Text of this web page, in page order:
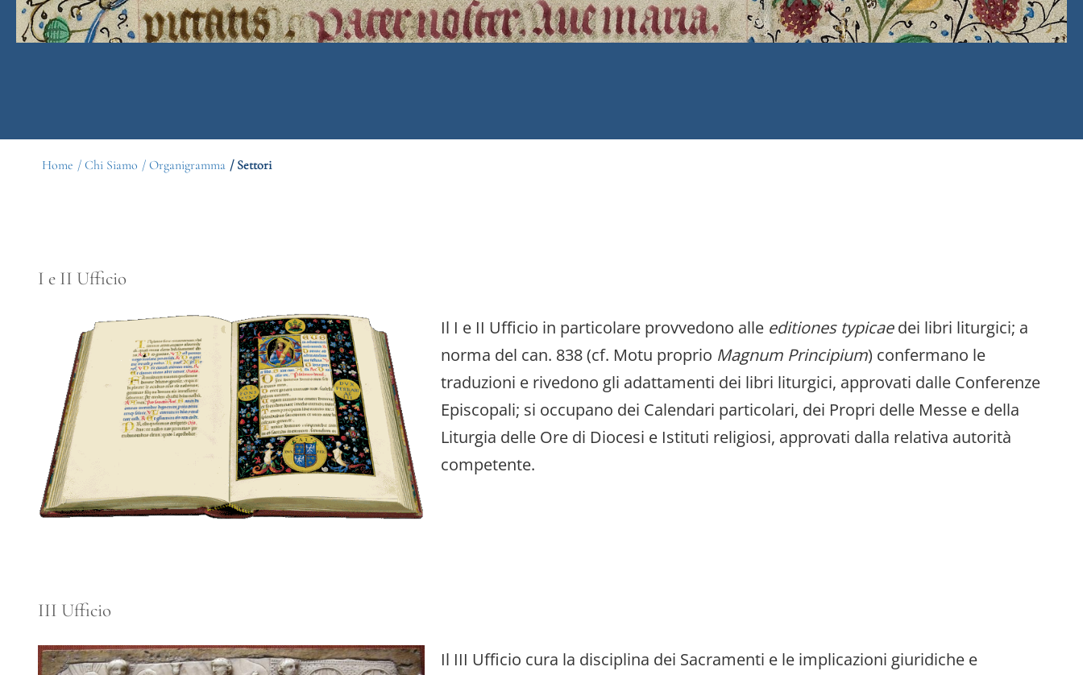
Home / Chi Siamo / Organigramma / Settori
I e II Ufficio
Il I e II Ufficio in particolare provvedono alle editiones typicaedei libri liturgici; a
norma del can. 838 (cf. Motu proprio Magnum Principium) confermano le
traduzioni e rivedono gli adattamenti dei libri liturgici, approvati dalle Conferenze
Episcopali; si occupano dei Calendari particolari, dei Propri delle Messe e della
Liturgia delle Ore di Diocesi e Istituti religiosi, approvati dalla relativa autorità
competente.
III Ufficio
Il III Ufficio cura la disciplina dei Sacramenti e le implicazioni giuridiche e